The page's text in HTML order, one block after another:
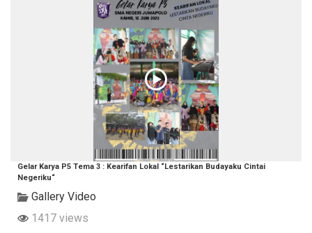
Gelar Karya P5 Tema 3 : Kearifan Lokal “Lestarikan Budayaku Cintai
Negeriku“
Gallery Video
1417 views